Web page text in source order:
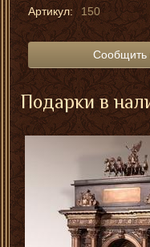
Артикул: 150
Сообщить
Подарки в